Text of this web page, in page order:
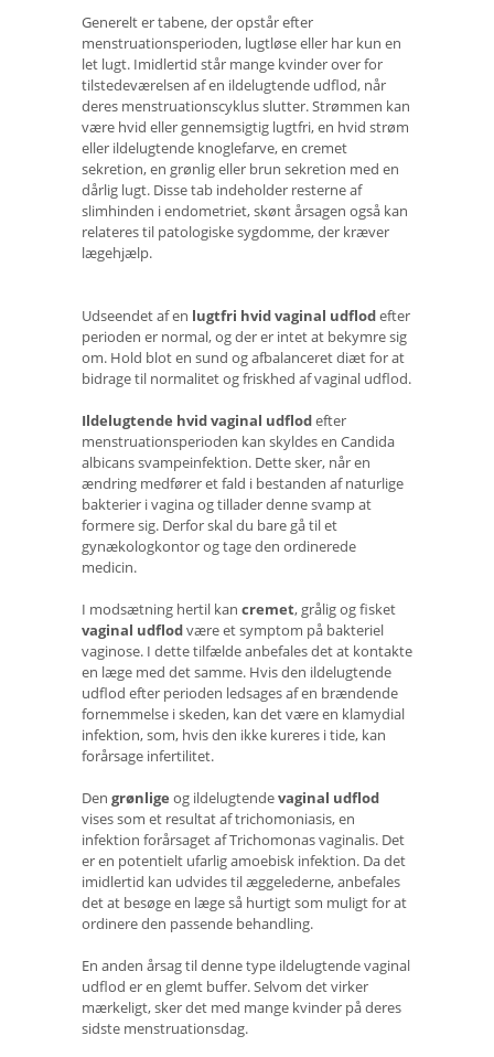
Generelt er tabene, der opstår efter
menstruationsperioden, lugtløse eller har kun en
let lugt. Imidlertid står mange kvinder over for
tilstedeværelsen af ​​en ildelugtende udflod, når
deres menstruationscyklus slutter. Strømmen kan
være hvid eller gennemsigtig lugtfri, en hvid strøm
eller ildelugtende knoglefarve, en cremet
sekretion, en grønlig eller brun sekretion med en
dårlig lugt. Disse tab indeholder resterne af
slimhinden i endometriet, skønt årsagen også kan
relateres til patologiske sygdomme, der kræver
lægehjælp.
Udseendet af en lugtfri hvid vaginal udflodefter
perioden er normal, og der er intet at bekymre sig
om. Hold blot en sund og afbalanceret diæt for at
bidrage til normalitet og friskhed af vaginal udflod.
Ildelugtende hvid vaginal udflodefter
menstruationsperioden kan skyldes en Candida
albicans svampeinfektion. Dette sker, når en
ændring medfører et fald i bestanden af ​​naturlige
bakterier i vagina og tillader denne svamp at
formere sig. Derfor skal du bare gå til et
gynækologkontor og tage den ordinerede
medicin.
I modsætning hertil kan cremet, grålig og fisket
vaginal udflodvære et symptom på bakteriel
vaginose. I dette tilfælde anbefales det at kontakte
en læge med det samme. Hvis den ildelugtende
udflod efter perioden ledsages af en brændende
fornemmelse i skeden, kan det være en klamydial
infektion, som, hvis den ikke kureres i tide, kan
forårsage infertilitet.
Den grønlige og ildelugtendevaginal udflod
vises som et resultat af trichomoniasis, en
infektion forårsaget af Trichomonas vaginalis. Det
er en potentielt ufarlig amoebisk infektion. Da det
imidlertid kan udvides til æggelederne, anbefales
det at besøge en læge så hurtigt som muligt for at
ordinere den passende behandling.
En anden årsag til denne type ildelugtende vaginal
udflod er en glemt buffer. Selvom det virker
mærkeligt, sker det med mange kvinder på deres
sidste menstruationsdag.